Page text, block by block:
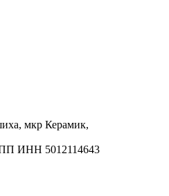
мкр Керамик,
ИНН 5012114643